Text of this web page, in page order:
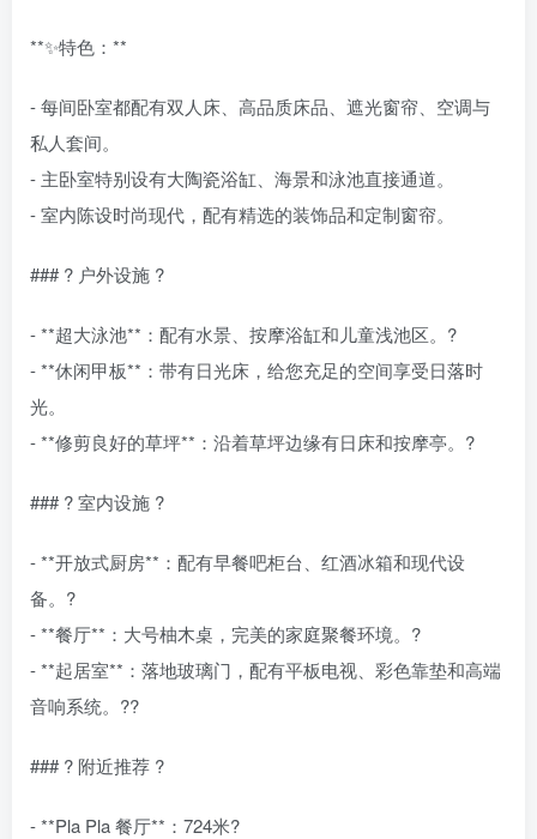
**✨特色：**
- 每间卧室都配有双人床、高品质床品、遮光窗帘、空调与
私人套间。
- 主卧室特别设有大陶瓷浴缸、海景和泳池直接通道。
- 室内陈设时尚现代，配有精选的装饰品和定制窗帘。
### ? 户外设施 ?
- **超大泳池**：配有水景、按摩浴缸和儿童浅池区。?
- **休闲甲板**：带有日光床，给您充足的空间享受日落时
光。
- **修剪良好的草坪**：沿着草坪边缘有日床和按摩亭。?️
### ?️ 室内设施 ?️
- **开放式厨房**：配有早餐吧柜台、红酒冰箱和现代设
备。?
- **餐厅**：大号柚木桌，完美的家庭聚餐环境。?
- **起居室**：落地玻璃门，配有平板电视、彩色靠垫和高端
音响系统。??
### ? 附近推荐 ?
- **Pla Pla 餐厅**：724米?